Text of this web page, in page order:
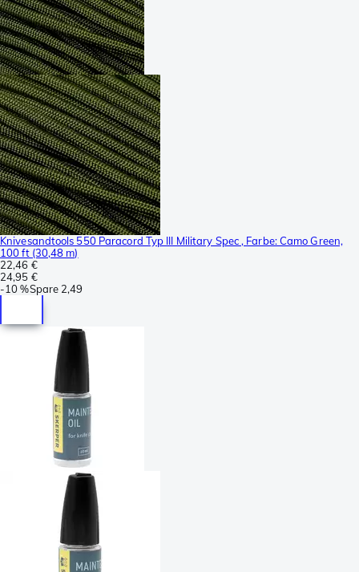
Knivesandtools 550 Paracord Typ III Military Spec , Farbe: Camo Green,
100 ft (30,48 m)
22,46 €
24,95 €
-10 %Spare 2,49